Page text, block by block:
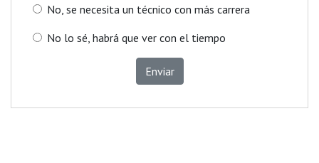
No, se necesita un técnico con más carrera
No lo sé, habrá que ver con el tiempo
Enviar